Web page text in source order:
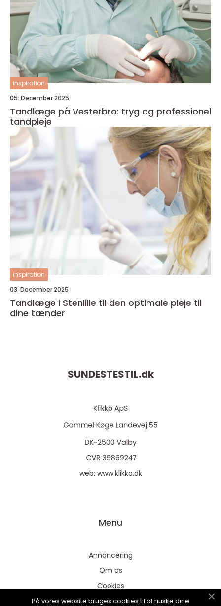
inspiration
05. December 2025
Tandlæge på Vesterbro: tryg og professionel
tandpleje
inspiration
03. December 2025
Tandlæge i Stenlille til den optimale pleje til
dine tænder
SUNDESTESTIL.dk
web: www.klikko.dk
Menu
Annoncering
Om os
Cookies
Kontakt os
På vores website bruges cookies til at huske dine